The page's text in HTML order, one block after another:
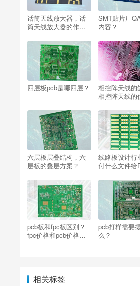
话筒天线放大器，话
筒天线放大器的作
SMT贴片厂
内容？
四层板pcb是哪四层？
相控阵天线的
相控阵天线的
六层板层叠结构，六
层板的叠层方案？
线路板设计行
付什么文件给
求？
pcb板和fpc板区别？
fpc价格和pcb价格比
pcb打样需要
么？
相关标签